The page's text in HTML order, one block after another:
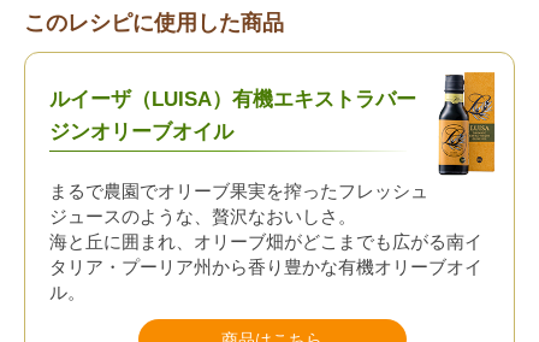
このレシピに使用した商品
ルイーザ（LUISA）有機エキストラバー
ジンオリーブオイル
まるで農園でオリーブ果実を搾ったフレッシュ
ジュースのような、贅沢なおいしさ。
海と丘に囲まれ、オリーブ畑がどこまでも広がる南イ
タリア・プーリア州から香り豊かな有機オリーブオイ
ル。